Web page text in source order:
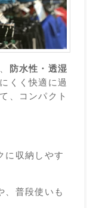
防水性・透湿
くく快適に過
、コンパクト
に収納しやす
、普段使いも